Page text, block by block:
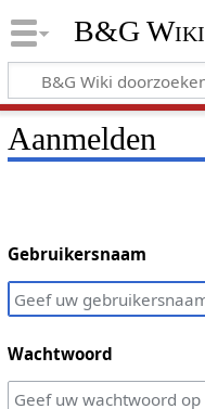
B&G Wiki
Aanmelden
Gebruikersnaam
Wachtwoord